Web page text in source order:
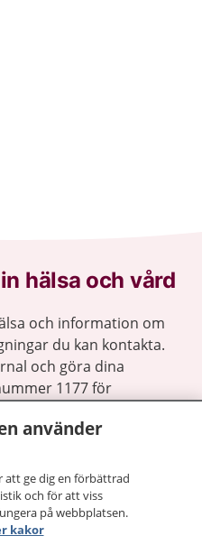
hälsa och vård
och information om
du kan kontakta.
och göra dina
1177 för
må bättre.
använder
att ge dig en förbättrad
och för att viss
på webbplatsen.
kakor